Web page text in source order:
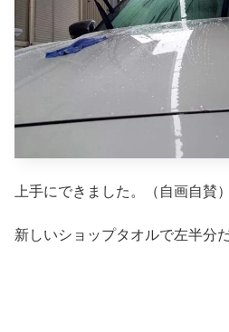
上手にできました。（自画自賛）
新しいショップタオルで左半分